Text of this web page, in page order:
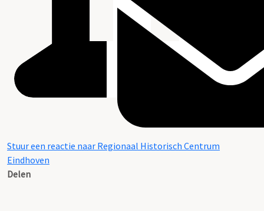
Stuur een reactie naar Regionaal Historisch Centrum
Eindhoven
Delen